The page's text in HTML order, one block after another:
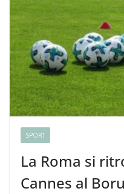
SPORT
La Roma si
Cannes al